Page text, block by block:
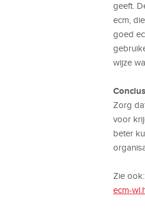
geeft.
ecm,
goed
wijze
Zorg
voor
beter
Zie ook:
ecm-